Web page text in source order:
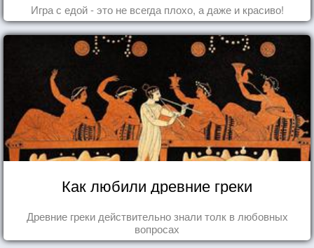
Игра с едой - это не всегда плохо, а даже и красиво!
Как любили древние греки
Древние греки действительно знали толк в любовных
вопросах